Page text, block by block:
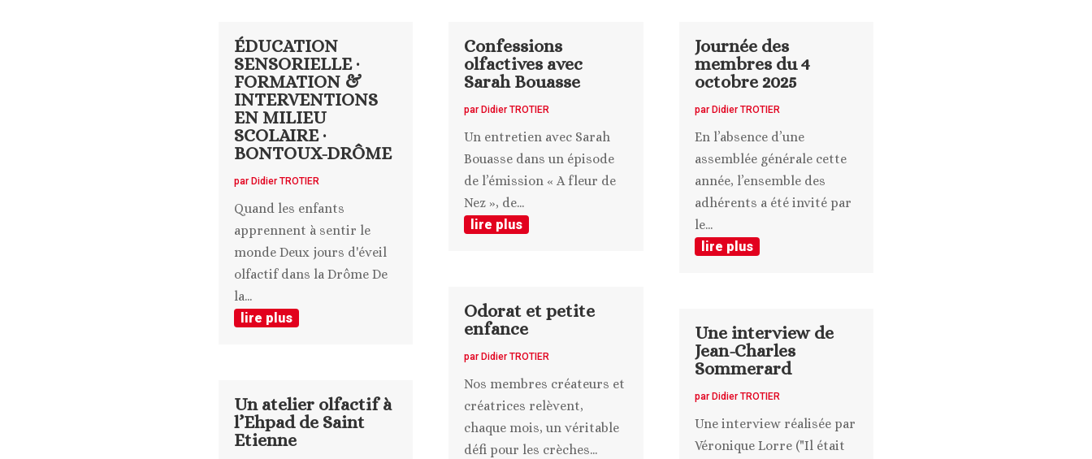
ÉDUCATION
SENSORIELLE ·
FORMATION &
INTERVENTIONS
EN MILIEU
SCOLAIRE ·
BONTOUX-DRÔME
par Didier TROTIER
Quand les enfants
apprennent à sentir le
monde Deux jours d'éveil
olfactif dans la Drôme De
la...
lire plus
Un atelier olfactif à
l’Ehpad de Saint
Etienne
Confessions
olfactives avec
Sarah Bouasse
parDidier TROTIER
Un entretien avec Sarah
Bouasse dans un épisode
de l’émission « A fleur de
Nez », de...
lire plus
Odorat et petite
enfance
par Didier TROTIER
Nos membres créateurs et
créatrices relèvent,
chaque mois, un véritable
défi pour les crèches...
Journée des
membres du 4
octobre 2025
par Didier TROTIER
En l’absence d’une
assemblée générale cette
année, l’ensemble des
adhérents a été invité par
le...
lire plus
Une interview de
Jean-Charles
Sommerard
par Didier TROTIER
Une interview réalisée par
Véronique Lorre ("Il était